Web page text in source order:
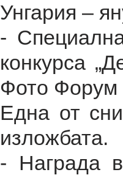
Унгария –
-
конкурса
Фото Форум
Една от
изложбата.
- Награда в